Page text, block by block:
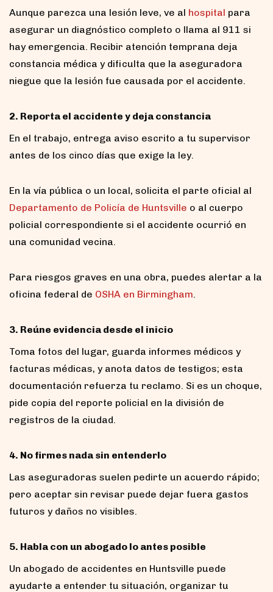
Aunque parezca una lesión leve, ve al hospital para
asegurar un diagnóstico completo o llama al 911 si
hay emergencia. Recibir atención temprana deja
constancia médica y dificulta que la aseguradora
niegue que la lesión fue causada por el accidente.
2. Reporta el accidente y deja constancia
En el trabajo, entrega aviso escrito a tu supervisor
antes de los cinco días que exige la ley.
En la vía pública o un local, solicita el parte oficial al
Departamento de Policía de Huntsville o al cuerpo
policial correspondiente si el accidente ocurrió en
una comunidad vecina.
Para riesgos graves en una obra, puedes alertar a la
oficina federal de OSHA en Birmingham
3. Reúne evidencia desde el inicio
Toma fotos del lugar, guarda informes médicos y
facturas médicas, y anota datos de testigos; esta
documentación refuerza tu reclamo. Si es un choque,
pide copia del reporte policial en la división de
registros de la ciudad.
4. No firmes nada sin entenderlo
Las aseguradoras suelen pedirte un acuerdo rápido;
pero aceptar sin revisar puede dejar fuera gastos
futuros y daños no visibles.
5. Habla con un abogado lo antes posible
Un abogado de accidentes en Huntsville puede
ayudarte a entender tu situación, organizar tu